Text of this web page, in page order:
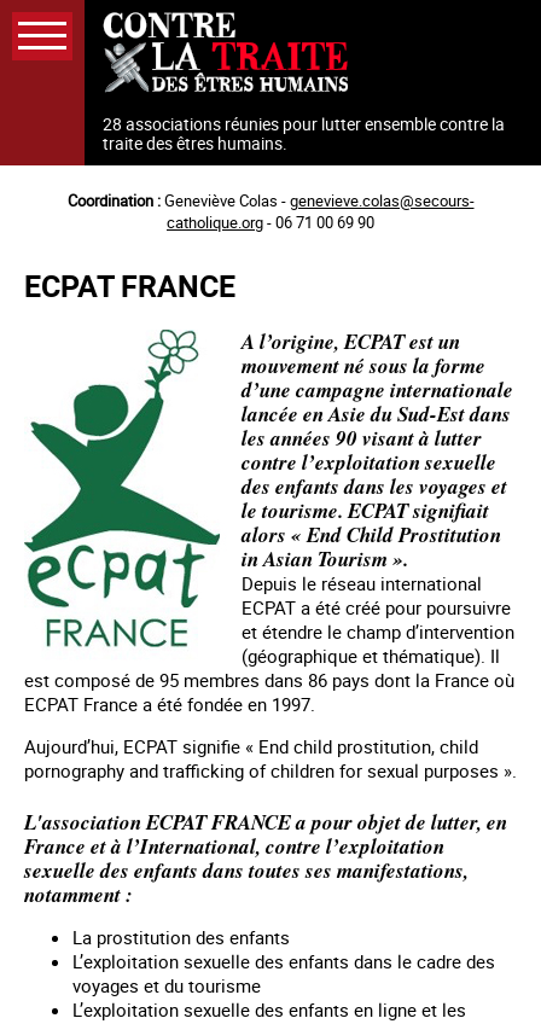
Aller
au
contenu
28 associations réunies pour lutter ensemble contre la
traite des êtres humains.
Coordination :Geneviève Colas -genevieve.colas@secours-
catholique.org- 06 71 00 69 90
ECPAT FRANCE
A l’origine, ECPAT est un
mouvement né sous la forme
d’une campagne internationale
lancée en Asie du Sud-Est dans
les années 90 visant à lutter
contre l’exploitation sexuelle
des enfants dans les voyages et
le tourisme. ECPAT signifiait
alors « End Child Prostitution
in Asian Tourism ».
Depuis le réseau international
ECPAT a été créé pour poursuivre
et étendre le champ d’intervention
(géographique et thématique). Il
est composé de 95 membres dans 86 pays dont la France où
ECPAT France a été fondée en 1997.
Aujourd’hui, ECPAT signifie « End child prostitution, child
pornography and trafficking of children for sexual purposes ».
L'association ECPAT FRANCE a pour objet de lutter, en
France et à l’International, contre l’exploitation
sexuelle des enfants dans toutes ses manifestations,
notamment :
La prostitution des enfants
L’exploitation sexuelle des enfants dans le cadre des
voyages et du tourisme
L’exploitation sexuelle des enfants en ligne et les